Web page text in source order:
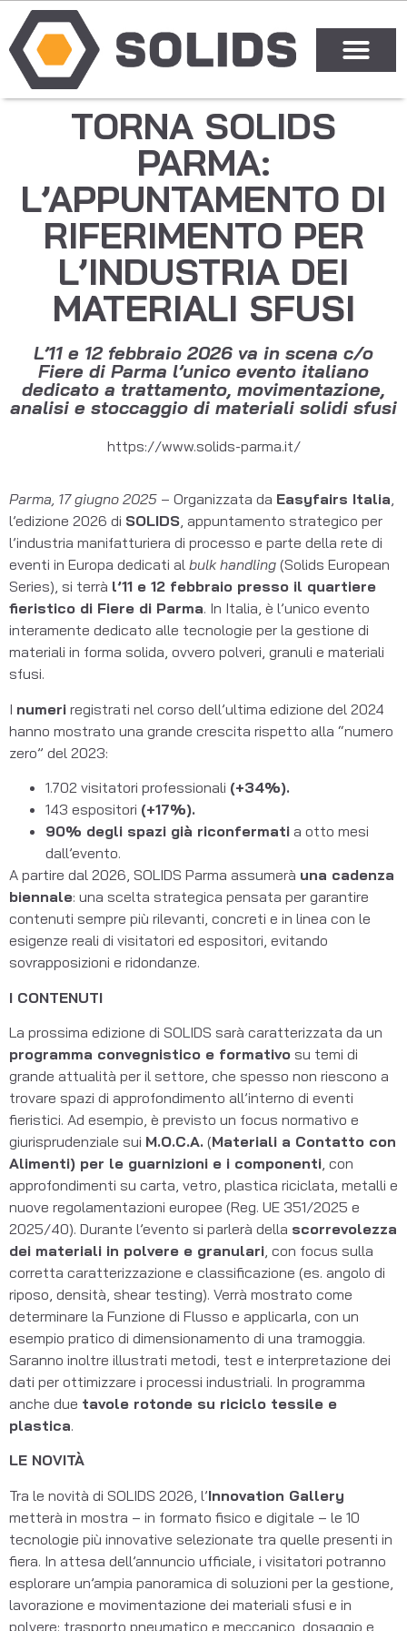
TORNA SOLIDS
PARMA:
L’APPUNTAMENTO DI
RIFERIMENTO PER
L’INDUSTRIA DEI
MATERIALI SFUSI
L’11 e 12 febbraio 2026 va in scena c/o
Fiere di Parma l’unico evento italiano
dedicato a trattamento, movimentazione,
analisi e stoccaggio di materiali solidi sfusi
https://www.solids-parma.it/
Parma, 17 giugno 2025 – Organizzata da Easyfairs Italia,
l’edizione 2026 di SOLIDS, appuntamento strategico per
l’industria manifatturiera di processo e parte della rete di
eventi in Europa dedicati al bulk handling (Solids European
Series), si terrà l’11 e 12 febbraio presso il quartiere
fieristico di Fiere di Parma. In Italia, è l’unico evento
interamente dedicato alle tecnologie per la gestione di
materiali in forma solida, ovvero polveri, granuli e materiali
sfusi.
I numeri registrati nel corso dell’ultima edizione del 2024
hanno mostrato una grande crescita rispetto alla “numero
zero” del 2023:
1.702 visitatori professionali (+34%).
143 espositori (+17%).
90% degli spazi già riconfermati a otto mesi
dall’evento.
A partire dal 2026, SOLIDS Parma assumerà una cadenza
biennale: una scelta strategica pensata per garantire
contenuti sempre più rilevanti, concreti e in linea con le
esigenze reali di visitatori ed espositori, evitando
sovrapposizioni e ridondanze.
I CONTENUTI
La prossima edizione di SOLIDS sarà caratterizzata da un
programma convegnistico e formativo su temi di
grande attualità per il settore, che spesso non riescono a
trovare spazi di approfondimento all’interno di eventi
fieristici. Ad esempio, è previsto un focus normativo e
giurisprudenziale sui M.O.C.A. (Materiali a Contatto con
Alimenti) per le guarnizioni e i componenti , con
approfondimenti su carta, vetro, plastica riciclata, metalli e
nuove regolamentazioni europee (Reg. UE 351/2025 e
2025/40). Durante l’evento si parlerà della scorrevolezza
dei materiali in polvere e granulari , con focus sulla
corretta caratterizzazione e classificazione (es. angolo di
riposo, densità, shear testing). Verrà mostrato come
determinare la Funzione di Flusso e applicarla, con un
esempio pratico di dimensionamento di una tramoggia.
Saranno inoltre illustrati metodi, test e interpretazione dei
dati per ottimizzare i processi industriali. In programma
anche due tavole rotonde su riciclo tessile e
plastica.
LE NOVITÀ
Tra le novità di SOLIDS 2026, l’Innovation Gallery
metterà in mostra – in formato fisico e digitale – le 10
tecnologie più innovative selezionate tra quelle presenti in
fiera. In attesa dell’annuncio ufficiale, i visitatori potranno
esplorare un’ampia panoramica di soluzioni per la gestione,
lavorazione e movimentazione dei materiali sfusi e in
polvere: trasporto pneumatico e meccanico, dosaggio e